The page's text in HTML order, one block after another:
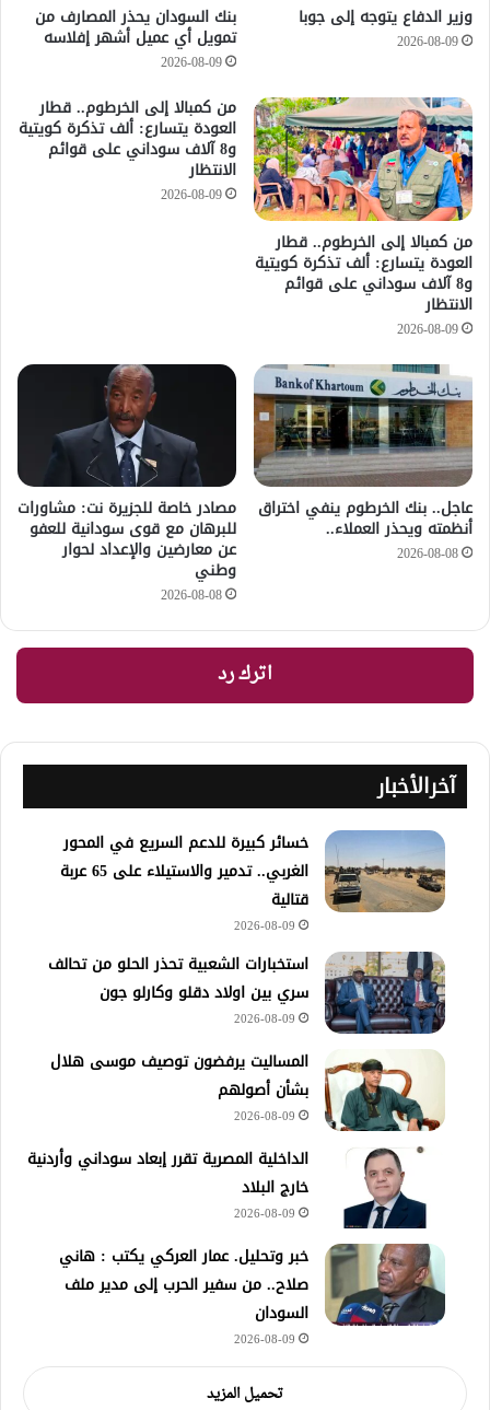
وزير الدفاع يتوجه إلى جوبا
2026-08-09
بنك السودان يحذر المصارف من
تمويل أي عميل أشهر إفلاسه
2026-08-09
من كمبالا إلى الخرطوم.. قطار
العودة يتسارع: ألف تذكرة كويتية
و8 آلاف سوداني على قوائم
الانتظار
2026-08-09
من كمبالا إلى الخرطوم.. قطار
العودة يتسارع: ألف تذكرة كويتية
و8 آلاف سوداني على قوائم
الانتظار
2026-08-09
عاجل.. بنك الخرطوم ينفي اختراق
أنظمته ويحذر العملاء..
2026-08-08
مصادر خاصة للجزيرة نت: مشاورات
للبرهان مع قوى سودانية للعفو
عن معارضين والإعداد لحوار
وطني
2026-08-08
اترك رد
آخرالأخبار
خسائر كبيرة للدعم السريع في المحور
الغربي.. تدمير والاستيلاء على 65 عربة
قتالية
2026-08-09
استخبارات الشعبية تحذر الحلو من تحالف
سري بين اولاد دقلو وكارلو جون
2026-08-09
المساليت يرفضون توصيف موسى هلال
بشأن أصولهم
2026-08-09
الداخلية المصرية تقرر إبعاد سوداني وأردنية
خارج البلاد
2026-08-09
خبر وتحليل. عمار العركي يكتب : هاني
صلاح.. من سفير الحرب إلى مدير ملف
السودان
2026-08-09
تحميل المزيد